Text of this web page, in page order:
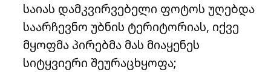
საიას დამკვირვებელი ფოტოს უღებდა
საარჩევნო უბნის ტერიტორიას, იქვე
მყოფმა პირებმა მას მიაყენეს
სიტყვიერი შეურაცხყოფა;